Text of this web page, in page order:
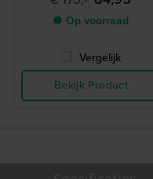
● Op voorraad
Vergelijk
Bekijk Product